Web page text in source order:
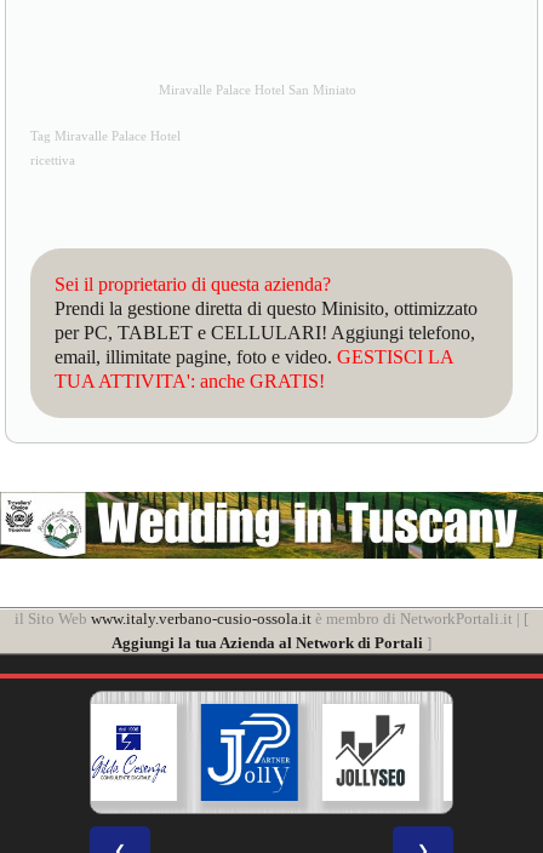
Miravalle Palace Hotel San Miniato
Tag Miravalle Palace Hotel
ricettiva
Sei il proprietario di questa azienda?
Prendi la gestione diretta di questo Minisito, ottimizzato
per PC, TABLET e CELLULARI! Aggiungi telefono,
email, illimitate pagine, foto e video.GESTISCI LA
TUA ATTIVITA': anche GRATIS!
il Sito Web www.italy.verbano-cusio-ossola.it è membro di NetworkPortali.it | [
Aggiungi la tua Azienda al Network di Portali ]